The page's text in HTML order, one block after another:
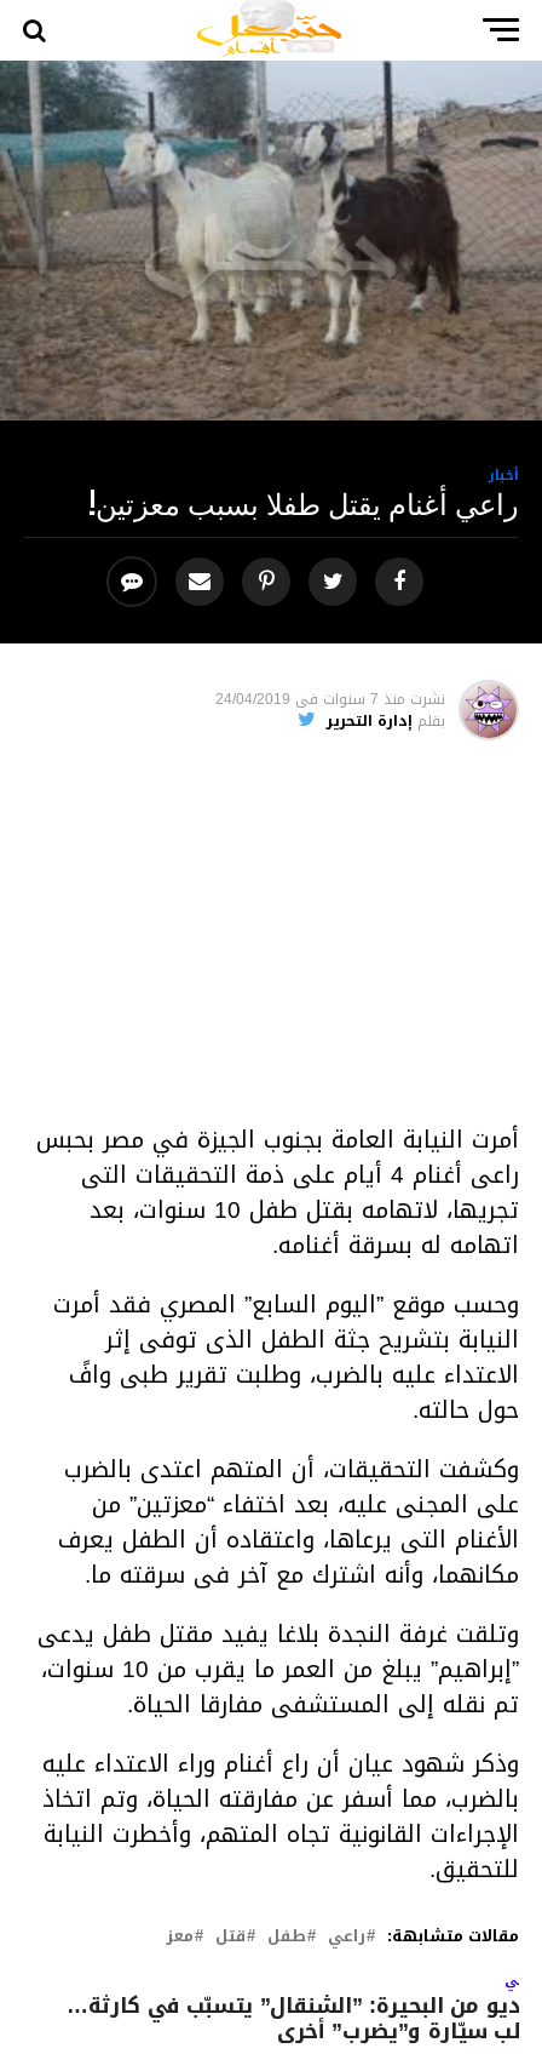
أخبار
راعي أغنام يقتل طفلا بسبب معزتين!
نشرت منذ 7 سنوات فى 24/04/2019
بقلم إدارة التحرير
أمرت النيابة العامة بجنوب الجيزة في مصر بحبس
راعى أغنام 4 أيام على ذمة التحقيقات التى
تجريها، لاتهامه بقتل طفل 10 سنوات، بعد
اتهامه له بسرقة أغنامه.
وحسب موقع ”اليوم السابع” المصري فقد أمرت
النيابة بتشريح جثة الطفل الذى توفى إثر
الاعتداء عليه بالضرب، وطلبت تقرير طبى وافً
حول حالته.
وكشفت التحقيقات، أن المتهم اعتدى بالضرب
على المجنى عليه، بعد اختفاء “معزتين” من
الأغنام التى يرعاها، واعتقاده أن الطفل يعرف
مكانهما، وأنه اشترك مع آخر فى سرقته ما.
وتلقت غرفة النجدة بلاغا يفيد مقتل طفل يدعى
”إبراهيم” يبلغ من العمر ما يقرب من 10 سنوات،
تم نقله إلى المستشفى مفارقا الحياة.
وذكر شهود عيان أن راع أغنام وراء الاعتداء عليه
بالضرب، مما أسفر عن مفارقته الحياة، وتم اتخاذ
الإجراءات القانونية تجاه المتهم، وأخطرت النيابة
للتحقيق.
مقالات متشابهة: راعي طفل قتل معز
من البحيرة: ”الشنقال” يتسبّب في كارثة…
سيّارة و”يضرب” أخرى